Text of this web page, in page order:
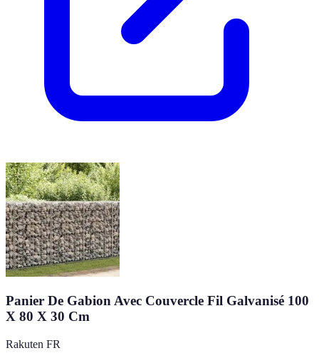
Panier De Gabion Avec Couvercle Fil Galvanisé 100
X 80 X 30 Cm
Rakuten FR